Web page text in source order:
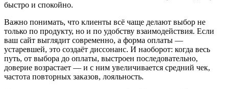
быстро и спокойно.
Важно понимать, что клиенты всё чаще делают выбор не
только по продукту, но и по удобству взаимодействия. Если
ваш сайт выглядит современно, а форма оплаты —
устаревшей, это создаёт диссонанс. И наоборот: когда весь
путь, от выбора до оплаты, выстроен последовательно,
доверие возрастает — и с ним увеличивается средний чек,
частота повторных заказов, лояльность.